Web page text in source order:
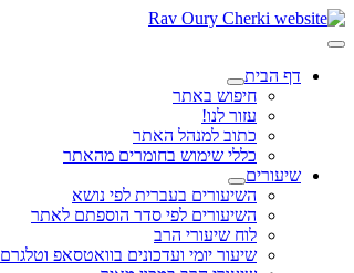
דף הבית
חיפוש באתר
עזור לנו!
כתוב למנהל האתר
כללי שימוש בחומרים מהאתר
שיעורים
השיעורים בעברית לפי נושא
השיעורים לפי סדר הוספתם לאתר
לוח שיעורי הרב
שיעור יומי ועדכונים בוואטסאפ וטלגרם